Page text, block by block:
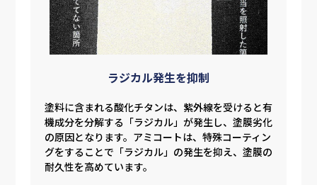
ラジカル発生を抑制
塗料に含まれる酸化チタンは、紫外線を受けると有
機成分を分解する「ラジカル」が発生し、塗膜劣化
の原因となります。アミコートは、特殊コーティン
グをすることで「ラジカル」の発生を抑え、塗膜の
耐久性を高めています。